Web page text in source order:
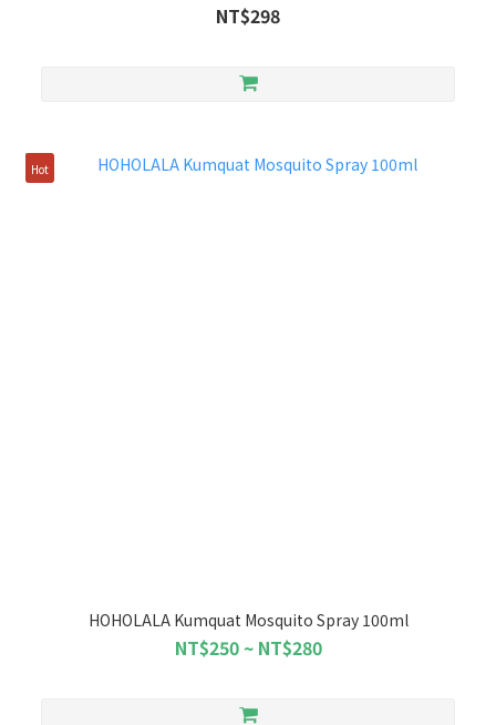
NT$298
Hot
HOHOLALA Kumquat Mosquito Spray 100ml
NT$250 ~ NT$280